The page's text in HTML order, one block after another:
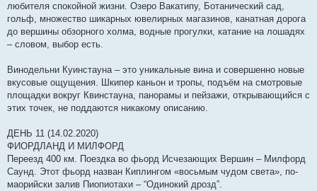
любителя спокойной жизни. Озеро Вакатипу, Ботанический сад,
гольф, множество шикарных ювелирных магазинов, канатная дорога
до вершины обзорного холма, водные прогулки, катание на лошадях
– словом, выбор есть.
Винодельни Куинстауна – это уникальные вина и совершенно новые
вкусовые ощущения. Шкипер каньон и тропы, подъём на смотровые
площадки вокруг Квинстауна, панорамы и пейзажи, открывающийся с
этих точек, не поддаются никакому описанию.
ДЕНЬ 11 (14.02.2020)
ФИОРДЛАНД И МИЛФОРД
Переезд 400 км. Поездка во фьорд Исчезающих Вершин – Милфорд
Саунд. Этот фьорд назван Киплингом «восьмым чудом света», по-
маорийски залив Пиопиотахи – “Одинокий дрозд”.